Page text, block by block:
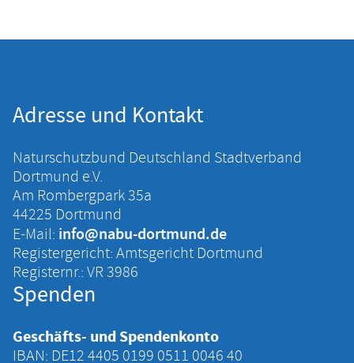
Adresse und Kontakt
Naturschutzbund Deutschland Stadtverband
Dortmund e.V.
Am Rombergpark 35a
44225 Dortmund
E-Mail: info@nabu-dortmund.de
Registergericht: Amtsgericht Dortmund
Registernr.: VR 3986
Spenden
Geschäfts- und Spendenkonto
IBAN: DE12 4405 ‍0199 ‍0511 ‍0046 ‍40